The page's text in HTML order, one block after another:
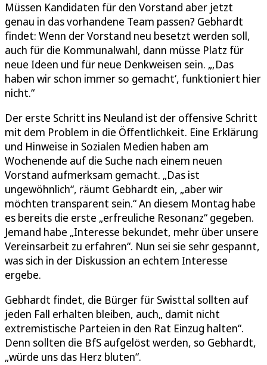
Müssen Kandidaten für den Vorstand aber jetzt
genau in das vorhandene Team passen? Gebhardt
findet: Wenn der Vorstand neu besetzt werden soll,
auch für die Kommunalwahl, dann müsse Platz für
neue Ideen und für neue Denkweisen sein. „‚Das
haben wir schon immer so gemacht‘, funktioniert hier
nicht.“
Der erste Schritt ins Neuland ist der offensive Schritt
mit dem Problem in die Öffentlichkeit. Eine Erklärung
und Hinweise in Sozialen Medien haben am
Wochenende auf die Suche nach einem neuen
Vorstand aufmerksam gemacht. „Das ist
ungewöhnlich“, räumt Gebhardt ein, „aber wir
möchten transparent sein.“ An diesem Montag habe
es bereits die erste „erfreuliche Resonanz“ gegeben.
Jemand habe „Interesse bekundet, mehr über unsere
Vereinsarbeit zu erfahren“. Nun sei sie sehr gespannt,
was sich in der Diskussion an echtem Interesse
ergebe.
Gebhardt findet, die Bürger für Swisttal sollten auf
jeden Fall erhalten bleiben, auch„ damit nicht
extremistische Parteien in den Rat Einzug halten“.
Denn sollten die BfS aufgelöst werden, so Gebhardt,
„würde uns das Herz bluten“.